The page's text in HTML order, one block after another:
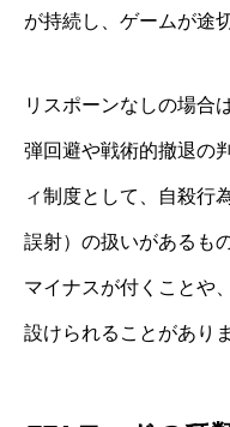
が持続し、ゲームが途
リスポーンなしの場合
弾回避や戦術的撤退の
ィ制度として、自殺行
誤射）の扱いがあるも
マイナスが付くことや
設けられることがありま